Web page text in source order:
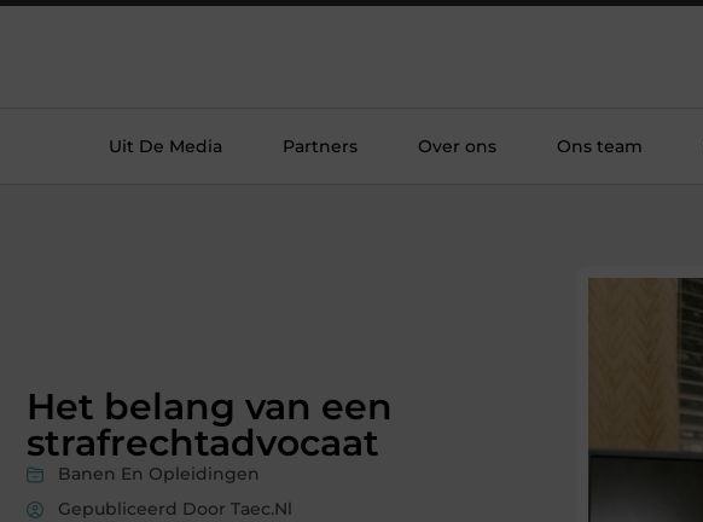
Uit De Media Partners Over ons Ons team
Het belang van een
strafrechtadvocaat
Banen En Opleidingen
Gepubliceerd Door Taec.nl